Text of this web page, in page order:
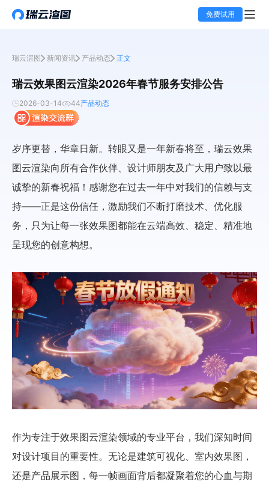
免费试用
瑞云渲图 新闻资讯 产品动态 正文
瑞云效果图云渲染2026年春节服务安排公告
2026-03-14 44产品动态
岁序更替，华章日新。转眼又是一年新春将至，瑞云效果
图云渲染向所有合作伙伴、设计师朋友及广大用户致以最
诚挚的新春祝福！感谢您在过去一年中对我们的信赖与支
持——正是这份信任，激励我们不断打磨技术、优化服
务，只为让每一张效果图都能在云端高效、稳定、精准地
呈现您的创意构想。
作为专注于效果图云渲染领域的专业平台，我们深知时间
对设计项目的重要性。无论是建筑可视化、室内效果图，
还是产品展示图，每一帧画面背后都凝聚着您的心血与期